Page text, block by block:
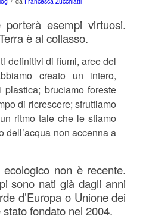
porterà esempi virtuosi.
è al collasso.
definitivi di fiumi, aree del
creato un intero,
bruciamo foreste
di ricrescere; sfruttiamo
ritmo tale che le stiamo
dell’acqua non accenna a
non è recente.
sono nati già dagli anni
d’Europa o Unione dei
fondato nel 2004.